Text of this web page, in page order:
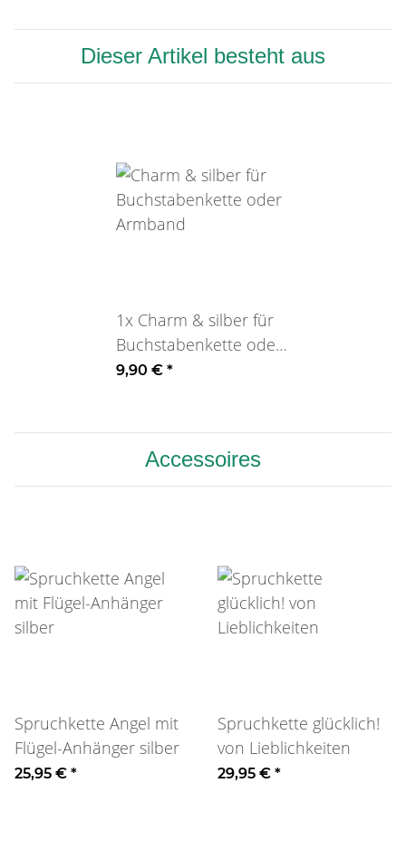
Dieser Artikel besteht aus
1x Charm & silber für
Buchstabenkette oder
Armband
9,90 € *
Accessoires
Spruchkette Angel mit
Flügel-Anhänger silber
25,95 € *
Spruchkette glücklich!
von Lieblichkeiten
29,95 € *